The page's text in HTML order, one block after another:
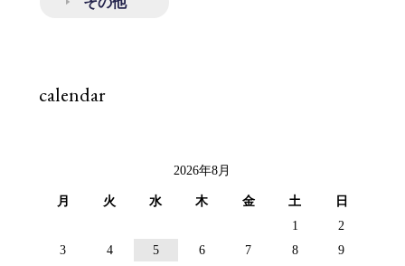
calendar
2026年8月
月 火 水 木 金 土
日
1
2
3
4 5 6 7 8
9